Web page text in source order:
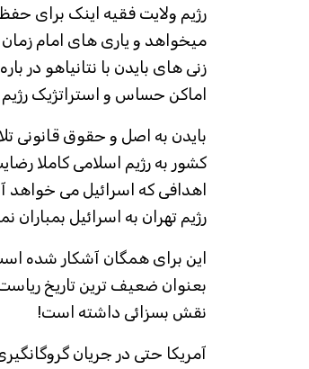
رژیم ولایت فقیه اینک برای
میخواهد و یاری های امام
زنی های بایدن با نتانیاهو
اماکن حساس و استراتژیک
بایدن به اصل و حقوق قانونی
کشور به رژیم اسلامی کاملا
اهدافی که اسرائیل می خواهد
رژیم تهران به اسرائیل
این برای همگان آشکار شده
بعنوان ضعیف ترین تاریخ
نقش بسزائی داشته است!